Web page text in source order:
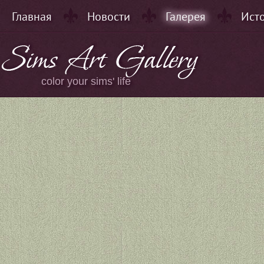
Главная Новости Галерея
color your sims' life